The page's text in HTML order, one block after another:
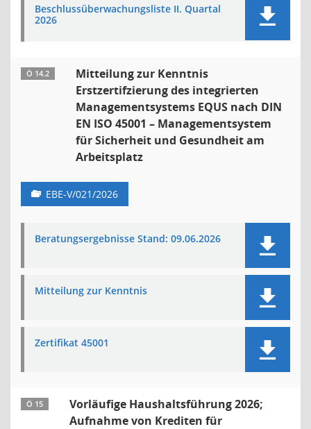
Beschlussüberwachungsliste II. Quartal
2026
Ö 14.2
Mitteilung zur Kenntnis
Erstzertifzierung des integrierten
Managementsystems EQUS nach DIN
EN ISO 45001 – Managementsystem
für Sicherheit und Gesundheit am
Arbeitsplatz
EBE-V/021/2026
Beratungsergebnisse Stand: 09.06.2026
Mitteilung zur Kenntnis
Zertifikat 45001
Ö 15
Vorläufige Haushaltsführung 2026;
Aufnahme von Krediten für